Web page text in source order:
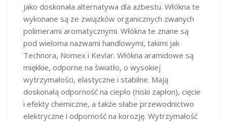
jako doskonała alternatywa dla azbestu. Włókna te
wykonane są ze związków organicznych zwanych
polimerami aromatycznymi. Włókna te znane są
pod wieloma nazwami handlowymi, takimi jak
Technora, Nomex i Kevlar. Włókna aramidowe są
miękkie, odporne na światło, o wysokiej
wytrzymałości, elastyczne i stabilne. Mają
doskonałą odporność na ciepło (niski zapłon), cięcie
i efekty chemiczne, a także słabe przewodnictwo
elektryczne i odporność na korozję. Wytrzymałość